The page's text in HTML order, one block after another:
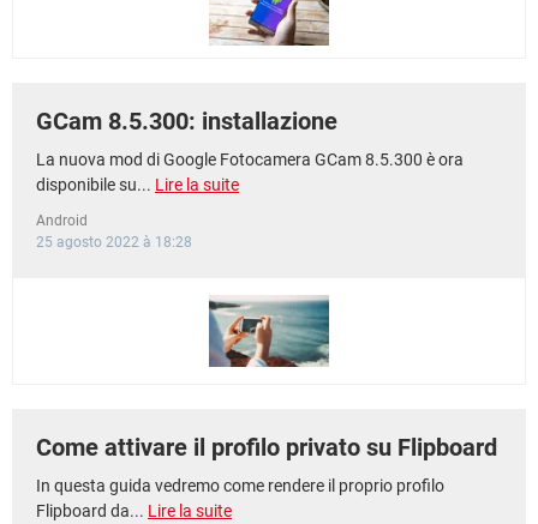
GCam 8.5.300: installazione
La nuova mod di Google Fotocamera GCam 8.5.300 è ora
disponibile su... Lire la suite
Android
25 agosto 2022 à 18:28
Come attivare il profilo privato su Flipboard
In questa guida vedremo come rendere il proprio profilo
Flipboard da... Lire la suite